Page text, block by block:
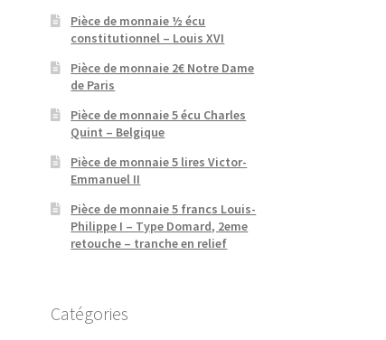
Pièce de monnaie ½ écu
constitutionnel – Louis XVI
Pièce de monnaie 2€ Notre Dame
de Paris
Pièce de monnaie 5 écu Charles
Quint – Belgique
Pièce de monnaie 5 lires Victor-
Emmanuel II
Pièce de monnaie 5 francs Louis-
Philippe I – Type Domard, 2eme
retouche – tranche en relief
Catégories